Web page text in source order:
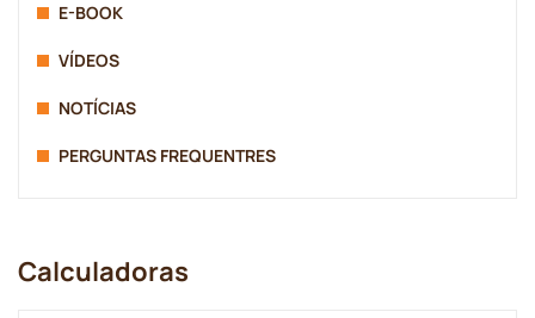
E-BOOK
VÍDEOS
NOTÍCIAS
PERGUNTAS FREQUENTRES
Calculadoras